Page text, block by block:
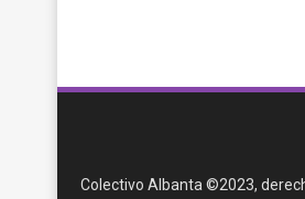
Colectivo Albanta ©2023,